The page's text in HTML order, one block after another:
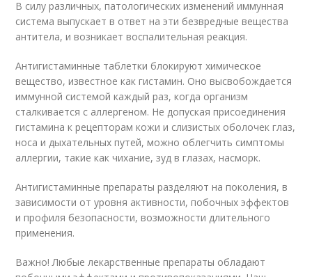
В силу различных, патологических изменений иммунная
система выпускает в ответ на эти безвредные вещества
антитела, и возникает воспалительная реакция.
Антигистаминные таблетки блокируют химическое
вещество, известное как гистамин. Оно высвобождается
иммунной системой каждый раз, когда организм
сталкивается с аллергеном. Не допуская присоединения
гистамина к рецепторам кожи и слизистых оболочек глаз,
носа и дыхательных путей, можно облегчить симптомы
аллергии, такие как чихание, зуд в глазах, насморк.
Антигистаминные препараты разделяют на поколения, в
зависимости от уровня активности, побочных эффектов
и профиля безопасности, возможности длительного
применения.
Важно! Любые лекарственные препараты обладают